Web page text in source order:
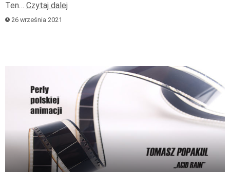
Ten… Czytaj dalej
26 września 2021
plików
dźwiękowych